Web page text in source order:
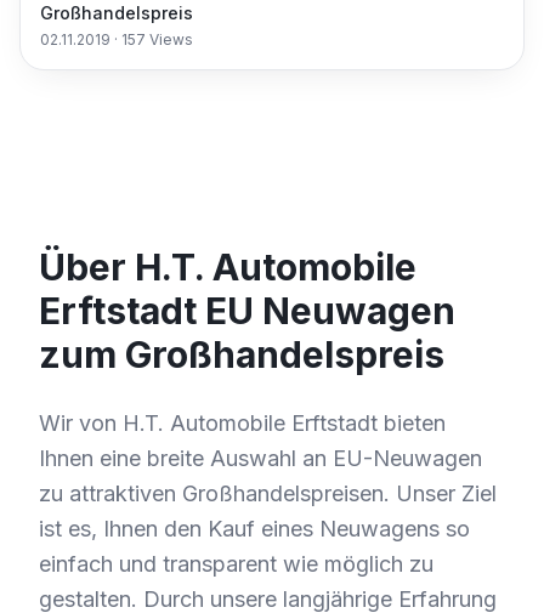
Großhandelspreis
02.11.2019 · 157 Views
Über H.T. Automobile
Erftstadt EU Neuwagen
zum Großhandelspreis
Wir von H.T. Automobile Erftstadt bieten
Ihnen eine breite Auswahl an EU-Neuwagen
zu attraktiven Großhandelspreisen. Unser Ziel
ist es, Ihnen den Kauf eines Neuwagens so
einfach und transparent wie möglich zu
gestalten. Durch unsere langjährige Erfahrung